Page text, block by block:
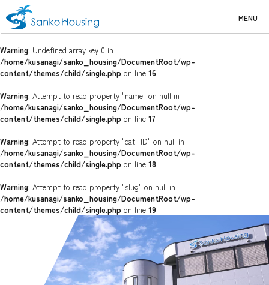
MENU
Warning: Undefined array key 0 in
/home/kusanagi/sanko_housing/DocumentRoot/wp-
content/themes/child/single.php on line 16
Warning: Attempt to read property "name" on null in
/home/kusanagi/sanko_housing/DocumentRoot/wp-
content/themes/child/single.php on line 17
Warning: Attempt to read property "cat_ID" on null in
/home/kusanagi/sanko_housing/DocumentRoot/wp-
content/themes/child/single.php on line 18
Warning: Attempt to read property "slug" on null in
/home/kusanagi/sanko_housing/DocumentRoot/wp-
content/themes/child/single.php on line 19